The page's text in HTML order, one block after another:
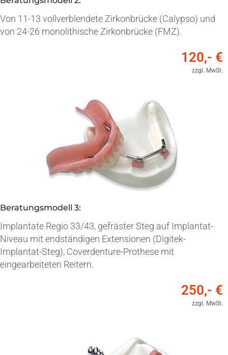
Von 11-13 vollverblendete Zirkonbrücke (Calypso) und
von 24-26 monolithische Zirkonbrücke (FMZ).
120,- €
zzgl. MwSt.
Beratungsmodell 3:
Implantate Regio 33/43, gefräster Steg auf Implantat-
Niveau mit endständigen Extensionen (Digitek-
Implantat-Steg), Coverdenture-Prothese mit
eingearbeiteten Reitern.
250,- €
zzgl. MwSt.